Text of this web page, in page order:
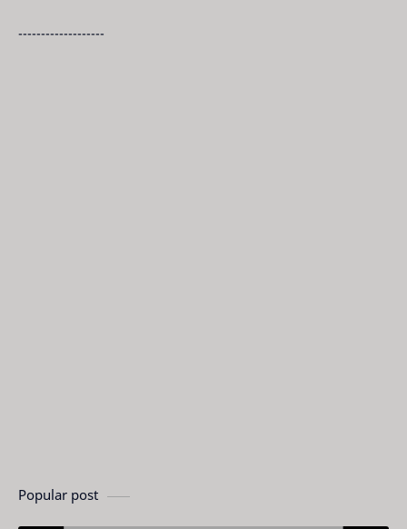
-------------------
Popular post